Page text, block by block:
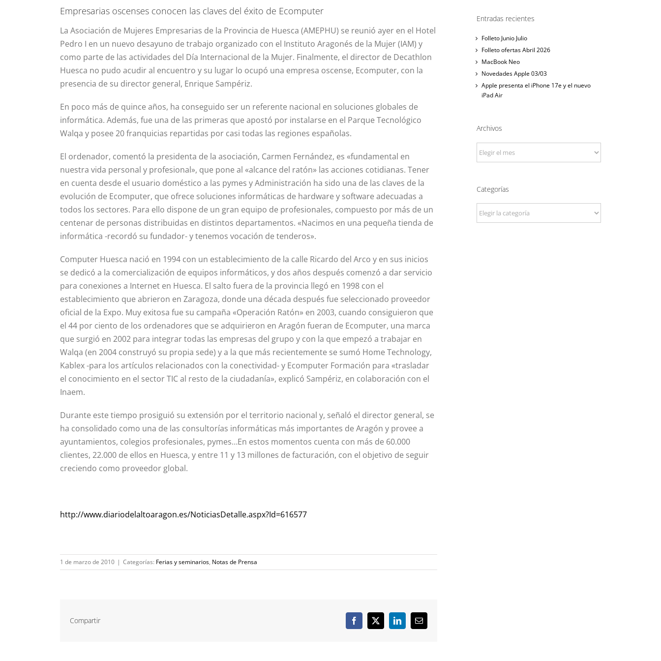
Empresarias oscenses conocen las claves del éxito de Ecomputer
La Asociación de Mujeres Empresarias de la Provincia de Huesca (AMEPHU) se reunió ayer en el Hotel
Pedro I en un nuevo desayuno de trabajo organizado con el Instituto Aragonés de la Mujer (IAM) y
como parte de las actividades del Día Internacional de la Mujer. Finalmente, el director de Decathlon
Huesca no pudo acudir al encuentro y su lugar lo ocupó una empresa oscense, Ecomputer, con la
presencia de su director general, Enrique Sampériz.
En poco más de quince años, ha conseguido ser un referente nacional en soluciones globales de
informática. Además, fue una de las primeras que apostó por instalarse en el Parque Tecnológico
Walqa y posee 20 franquicias repartidas por casi todas las regiones españolas.
El ordenador, comentó la presidenta de la asociación, Carmen Fernández, es «fundamental en
nuestra vida personal y profesional», que pone al «alcance del ratón» las acciones cotidianas. Tener
en cuenta desde el usuario doméstico a las pymes y Administración ha sido una de las claves de la
evolución de Ecomputer, que ofrece soluciones informáticas de hardware y software adecuadas a
todos los sectores. Para ello dispone de un gran equipo de profesionales, compuesto por más de un
centenar de personas distribuidas en distintos departamentos. «Nacimos en una pequeña tienda de
informática -recordó su fundador- y tenemos vocación de tenderos».
Computer Huesca nació en 1994 con un establecimiento de la calle Ricardo del Arco y en sus inicios
se dedicó a la comercialización de equipos informáticos, y dos años después comenzó a dar servicio
para conexiones a Internet en Huesca. El salto fuera de la provincia llegó en 1998 con el
establecimiento que abrieron en Zaragoza, donde una década después fue seleccionado proveedor
oficial de la Expo. Muy exitosa fue su campaña «Operación Ratón» en 2003, cuando consiguieron que
el 44 por ciento de los ordenadores que se adquirieron en Aragón fueran de Ecomputer, una marca
que surgió en 2002 para integrar todas las empresas del grupo y con la que empezó a trabajar en
Walqa (en 2004 construyó su propia sede) y a la que más recientemente se sumó Home Technology,
Kablex -para los artículos relacionados con la conectividad- y Ecomputer Formación para «trasladar
el conocimiento en el sector TIC al resto de la ciudadanía», explicó Sampériz, en colaboración con el
Inaem.
Durante este tiempo prosiguió su extensión por el territorio nacional y, señaló el director general, se
ha consolidado como una de las consultorías informáticas más importantes de Aragón y provee a
ayuntamientos, colegios profesionales, pymes…En estos momentos cuenta con más de 60.000
clientes, 22.000 de ellos en Huesca, y entre 11 y 13 millones de facturación, con el objetivo de seguir
creciendo como proveedor global.
http://www.diariodelaltoaragon.es/NoticiasDetalle.aspx?Id=616577
1 de marzo de 2010 | Categorías: Ferias y seminarios, Notas de Prensa
Compartir Facebook
X LinkedInCorreo
electrónico
Entradas recientes
Folleto Junio Julio
Folleto ofertas Abril 2026
MacBook Neo
Novedades Apple 03/03
Apple presenta el iPhone 17e y el nuevo
iPad Air
Archivos
Archivos
Categorías
Categorías